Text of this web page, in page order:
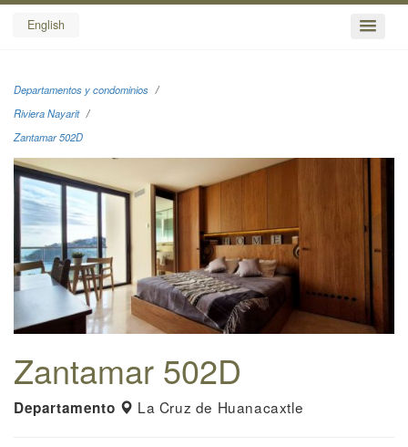
English
Departamentos y condominios
Riviera Nayarit
Zantamar 502D
Zantamar 502D
Departamento La Cruz de Huanacaxtle